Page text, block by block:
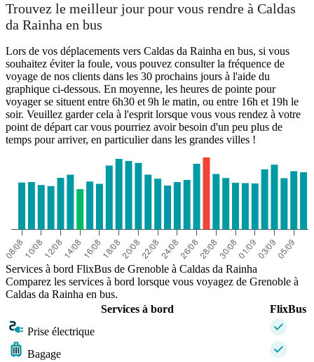
Trouvez le meilleur jour pour vous rendre à Caldas
da Rainha en bus
Lors de vos déplacements vers Caldas da Rainha en bus, si vous
souhaitez éviter la foule, vous pouvez consulter la fréquence de
voyage de nos clients dans les 30 prochains jours à l'aide du
graphique ci-dessous. En moyenne, les heures de pointe pour
voyager se situent entre 6h30 et 9h le matin, ou entre 16h et 19h le
soir. Veuillez garder cela à l'esprit lorsque vous vous rendez à votre
point de départ car vous pourriez avoir besoin d'un peu plus de
temps pour arriver, en particulier dans les grandes villes !
Services à bord FlixBus de Grenoble à Caldas da Rainha
Comparez les services à bord lorsque vous voyagez de Grenoble à
Caldas da Rainha en bus.
Services à bord
FlixBus
Prise électrique
Bagage